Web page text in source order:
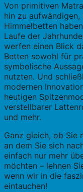
Von primitiven
hin zu
Himmelbetten
Laufe der
werfen einen Blick
Betten sowohl für
symbolische
nutzten. Und
modernen
heutigen
verstellbarer
und mehr.
Ganz gleich, ob Sie
an dem Sie sich
einfach nur mehr
möchten – lehnen
wenn wir in die
eintauchen!